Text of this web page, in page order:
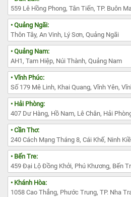
559 Lê Hồng Phong, Tân Tiến, TP. Buôn
• Quảng Ngãi:
Thôn Tây, An Vinh, Lý Sơn, Quảng Ngãi
• Quảng Nam:
AH1, Tam Hiệp, Núi Thành, Quảng Nam
• Vĩnh Phúc:
Số 179 Mê Linh, Khai Quang, Vĩnh Yên,
• Hải Phòng:
407 Dư Hàng, Hồ Nam, Lê Chân, Hải
• Cần Thơ:
240 Cách Mạng Tháng 8, Cái Khế, Ninh
• Bến Tre:
459 Đại Lộ Đồng Khởi, Phú Khương, Bến
• Khánh Hòa:
1058 Cao Thắng, Phước Trung, TP. Nha